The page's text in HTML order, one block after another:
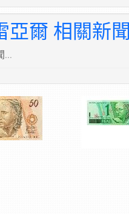
亞爾 相關新聞
...